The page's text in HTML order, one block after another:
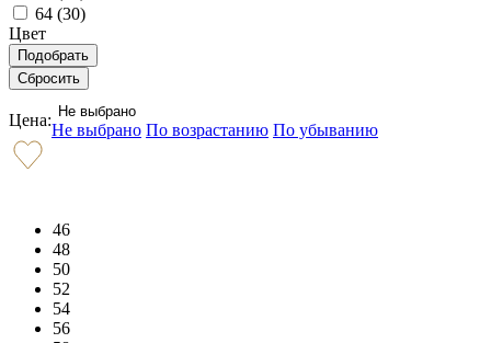
64 (30)
Цвет
Цена: Не выбрано
Не выбрано По возрастанию По убыванию
46
48
50
52
54
56